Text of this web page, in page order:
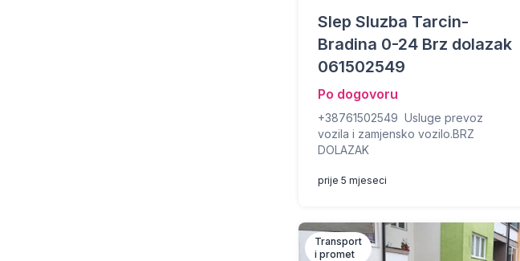
Slep Sluzba Tarcin-
Bradina 0-24 Brz dolazak
061502549
Po dogovoru
+38761502549 Usluge prevoz
vozila i zamjensko vozilo.BRZ
DOLAZAK
prije 5 mjeseci
Transport
i promet